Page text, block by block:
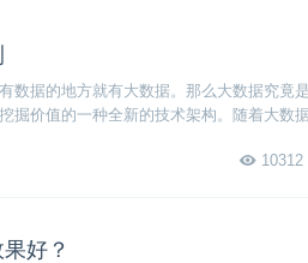
数据的地方就有大数据。那么大数据究竟
掘价值的一种全新的技术架构。随着大数
10312
好？